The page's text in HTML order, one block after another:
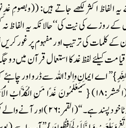
الفاظ اکثر لکھے جاتے ہیں: ((وبصومِ
کی نیت کی‘‘حالانکہ یہ الفاظ نہ
کلمات کی ترتیب اور مفہوم پر غور
کیلئے لفظ غدکا استعمال قرآن میں دو
ایمان والو!اللہ سے ڈرو اور
لے اس نے’’کل‘‘ (قیامت) کیلئے آگے کیا بھیجاہے‘‘(الحشر:۱۸)
کل‘‘( قیامت کے دن)یہ لوگ جان لیں گے کہ کون جھوٹا